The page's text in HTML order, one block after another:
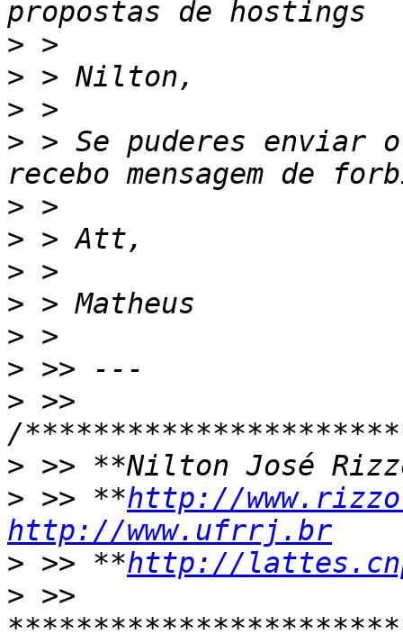
>
>
>
> > Se puderes enviar
>
>
>
>
>
>
> >>
>
> >> **http://
http://www.ufrrj.br
> >> **http://
> >>